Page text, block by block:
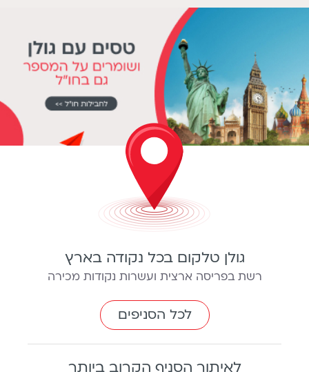
גולן טלקום בכל נקודה בארץ
רשת בפריסה ארצית ועשרות נקודות מכירה
לכל הסניפים
לאיתור הסניף הקרוב ביותר